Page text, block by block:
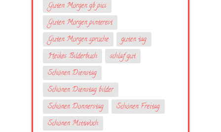
Guten Morgen gb pics
Guten Morgen pinterest
Guten Morgen sprüche
guten tag
Heikes Bilderbuch
schlaf gut
Schönen Dienstag
Schönen Dienstag bilder
Schönen Donnerstag
Schönen Freitag
Schönen Mittwoch